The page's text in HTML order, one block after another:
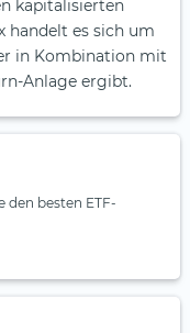
kapitalisierten
handelt es sich um
in Kombination mit
Anlage ergibt.
den besten ETF-